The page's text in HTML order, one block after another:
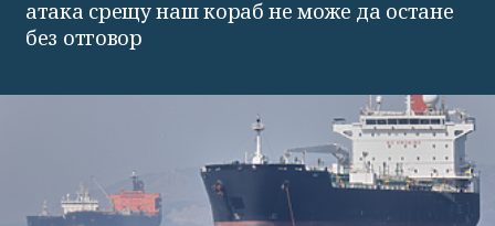
атака срещу наш кораб не може да остане
без отговор